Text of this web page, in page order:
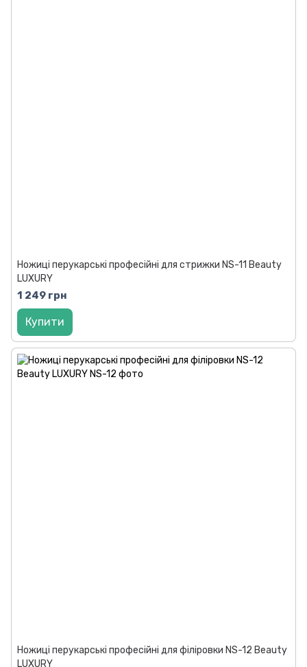
Ножиці перукарські професійні для стрижки NS-11 Beauty
LUXURY
1 249 грн
Купити
Ножиці перукарські професійні для філіровки NS-12 Beauty
LUXURY